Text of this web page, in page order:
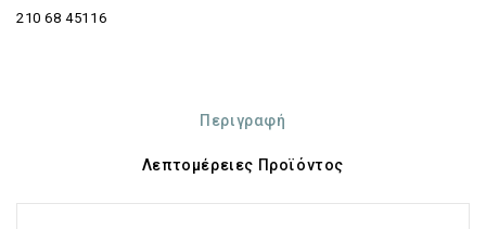
210 68 45116
Περιγραφή
Λεπτομέρειες Προϊόντος